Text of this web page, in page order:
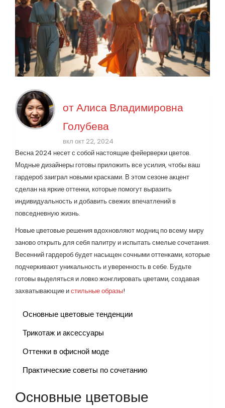
отАлиса Владимировна
Голубева
вкл окт 22, 2024
Весна 2024 несет с собой настоящие фейерверки цветов.
Модные дизайнеры готовы приложить все усилия, чтобы ваш
гардероб заиграл новыми красками. В этом сезоне акцент
сделан на яркие оттенки, которые помогут выразить
индивидуальность и добавить свежих впечатлений в
повседневную жизнь.
Новые цветовые решения вдохновляют модниц по всему миру
заново открыть для себя палитру и испытать смелые сочетания.
Весенний гардероб будет насыщен сочными оттенками, которые
подчеркивают уникальность и уверенность в себе. Будьте
готовы выделяться и ловко жонглировать цветами, создавая
захватывающие истильные образы!
Основные цветовые тенденции
Трикотаж и аксессуары
Оттенки в офисной моде
Практические советы по сочетанию
Основные цветовые